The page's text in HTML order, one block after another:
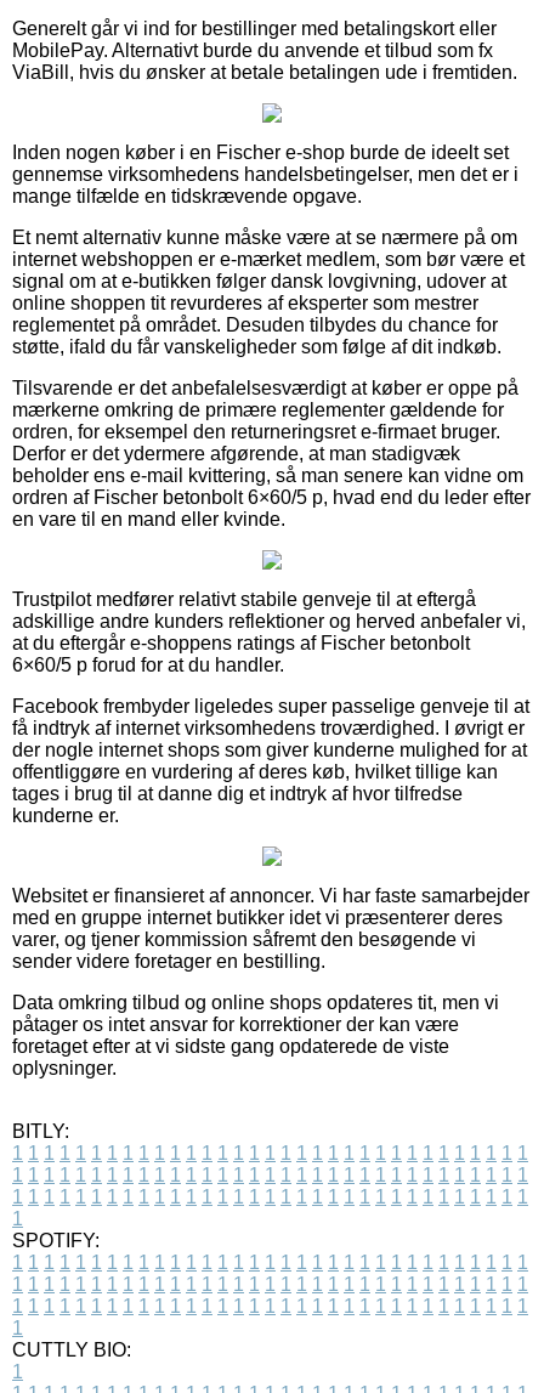
Generelt går vi ind for bestillinger med betalingskort eller
MobilePay. Alternativt burde du anvende et tilbud som fx
ViaBill, hvis du ønsker at betale betalingen ude i fremtiden.
Inden nogen køber i en Fischer e-shop burde de ideelt set
gennemse virksomhedens handelsbetingelser, men det er i
mange tilfælde en tidskrævende opgave.
Et nemt alternativ kunne måske være at se nærmere på om
internet webshoppen er e-mærket medlem, som bør være et
signal om at e-butikken følger dansk lovgivning, udover at
online shoppen tit revurderes af eksperter som mestrer
reglementet på området. Desuden tilbydes du chance for
støtte, ifald du får vanskeligheder som følge af dit indkøb.
Tilsvarende er det anbefalelsesværdigt at køber er oppe på
mærkerne omkring de primære reglementer gældende for
ordren, for eksempel den returneringsret e-firmaet bruger.
Derfor er det ydermere afgørende, at man stadigvæk
beholder ens e-mail kvittering, så man senere kan vidne om
ordren af Fischer betonbolt 6×60/5 p, hvad end du leder efter
en vare til en mand eller kvinde.
Trustpilot medfører relativt stabile genveje til at eftergå
adskillige andre kunders reflektioner og herved anbefaler vi,
at du eftergår e-shoppens ratings af Fischer betonbolt
6×60/5 p forud for at du handler.
Facebook frembyder ligeledes super passelige genveje til at
få indtryk af internet virksomhedens troværdighed. I øvrigt er
der nogle internet shops som giver kunderne mulighed for at
offentliggøre en vurdering af deres køb, hvilket tillige kan
tages i brug til at danne dig et indtryk af hvor tilfredse
kunderne er.
Websitet er finansieret af annoncer. Vi har faste samarbejder
med en gruppe internet butikker idet vi præsenterer deres
varer, og tjener kommission såfremt den besøgende vi
sender videre foretager en bestilling.
Data omkring tilbud og online shops opdateres tit, men vi
påtager os intet ansvar for korrektioner der kan være
foretaget efter at vi sidste gang opdaterede de viste
oplysninger.
BITLY:
1 1 1 1 1 1 1 1 1 1 1 1 1 1 1 1 1 1 1 1 1 1 1 1 1 1 1 1 1 1 1 1 1
1 1 1 1 1 1 1 1 1 1 1 1 1 1 1 1 1 1 1 1 1 1 1 1 1 1 1 1 1 1 1 1 1
1 1 1 1 1 1 1 1 1 1 1 1 1 1 1 1 1 1 1 1 1 1 1 1 1 1 1 1 1 1 1 1 1
1
SPOTIFY:
1 1 1 1 1 1 1 1 1 1 1 1 1 1 1 1 1 1 1 1 1 1 1 1 1 1 1 1 1 1 1 1 1
1 1 1 1 1 1 1 1 1 1 1 1 1 1 1 1 1 1 1 1 1 1 1 1 1 1 1 1 1 1 1 1 1
1 1 1 1 1 1 1 1 1 1 1 1 1 1 1 1 1 1 1 1 1 1 1 1 1 1 1 1 1 1 1 1 1
1
CUTTLY BIO:
1